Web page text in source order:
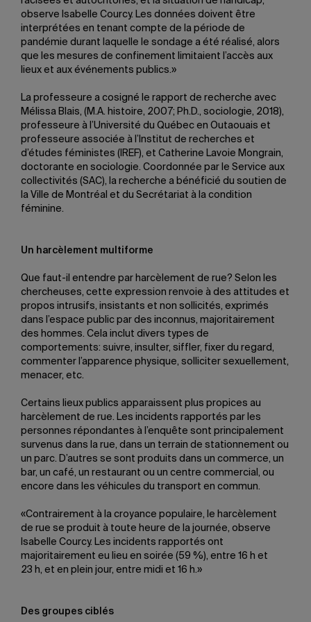
observe Isabelle Courcy. Les données doivent être
interprétées en tenant compte de la période de
pandémie durant laquelle le sondage a été réalisé, alors
que les mesures de confinement limitaient l’accès aux
lieux et aux événements publics.»
La professeure a cosigné le rapport de recherche avec
Mélissa Blais, (M.A. histoire, 2007; Ph.D., sociologie, 2018),
professeure à l’Université du Québec en Outaouais et
professeure associée à l’Institut de recherches et
d’études féministes (IREF), et Catherine Lavoie Mongrain,
doctorante en sociologie. Coordonnée par le Service aux
collectivités (SAC), la recherche a bénéficié du soutien de
la Ville de Montréal et du Secrétariat à la condition
féminine.
Un harcèlement multiforme
Que faut-il entendre par harcèlement de rue? Selon les
chercheuses, cette expression renvoie à des attitudes et
propos intrusifs, insistants et non sollicités, exprimés
dans l’espace public par des inconnus, majoritairement
des hommes. Cela inclut divers types de
comportements: suivre, insulter, siffler, fixer du regard,
commenter l’apparence physique, solliciter sexuellement,
menacer, etc.
Certains lieux publics apparaissent plus propices au
harcèlement de rue. Les incidents rapportés par les
personnes répondantes à l’enquête sont principalement
survenus dans la rue, dans un terrain de stationnement ou
un parc. D’autres se sont produits dans un commerce, un
bar, un café, un restaurant ou un centre commercial, ou
encore dans les véhicules du transport en commun.
«Contrairement à la croyance populaire, le harcèlement
de rue se produit à toute heure de la journée, observe
Isabelle Courcy. Les incidents rapportés ont
majoritairement eu lieu en soirée (59 %), entre 16 h et
23 h, et en plein jour, entre midi et 16 h.»
Des groupes ciblés